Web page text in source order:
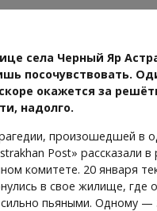
села Черный Яр
посочувствовать.
окажется за
надолго.
произошедшей в
Post» рассказали в
комитете. 20 января
в свое жилище, где
пьяными. Одному —